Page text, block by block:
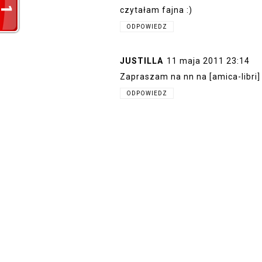
czytałam fajna :)
ODPOWIEDZ
JUSTILLA 11 maja 2011 23:14
Zapraszam na nn na [amica-libri]
ODPOWIEDZ